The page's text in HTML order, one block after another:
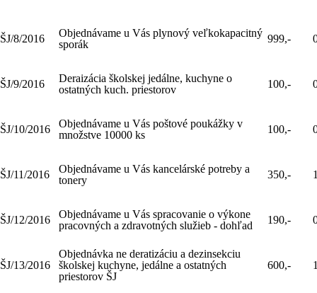
ŠJ/8/2016
Objednávame u Vás plynový veľkokapacitný
sporák
999,-
ŠJ/9/2016
Deraizácia školskej jedálne, kuchyne o
ostatných kuch. priestorov
100,-
ŠJ/10/2016
Objednávame u Vás poštové poukážky v
množstve 10000 ks
100,-
ŠJ/11/2016
Objednávame u Vás kancelárské potreby a
tonery
350,-
ŠJ/12/2016
Objednávame u Vás spracovanie o výkone
pracovných a zdravotných služieb - dohľad
190,-
ŠJ/13/2016
Objednávka ne deratizáciu a dezinsekciu
školskej kuchyne, jedálne a ostatných
priestorov ŠJ
600,-